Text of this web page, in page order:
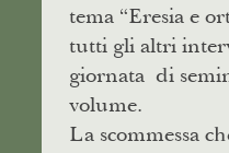
tema “Eresia e
tutti gli altri
giornata di
volume.
La scommessa